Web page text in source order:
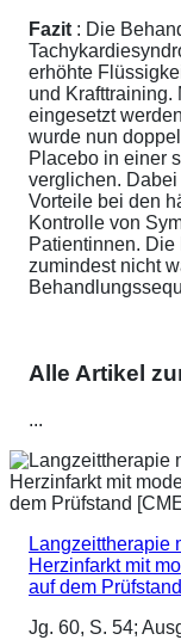
Fazit : Die
erhöhte
und Krafttraining.
eingesetzt
wurde nun
Placebo in einer
verglichen.
Vorteile bei den
Kontrolle von
Patientinnen.
zumindest nicht
Alle Artikel
...
Langzeittherapie
Herzinfarkt mit
auf dem
Jg. 60, S. 54;